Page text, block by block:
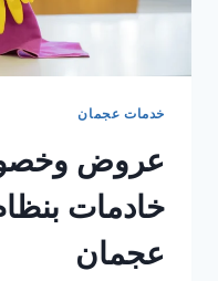
خدمات عجمان
عروض
خادمات
عجمان